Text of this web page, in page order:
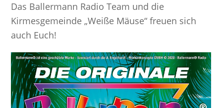
Das Ballermann Radio Team und die
Kirmesgemeinde „Weiße Mäuse“ freuen sich
auch Euch!